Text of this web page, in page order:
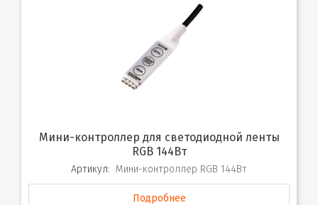
Мини-контроллер для светодиодной ленты
RGB 144Вт
Артикул: Мини-контроллер RGB 144Вт
Подробнее